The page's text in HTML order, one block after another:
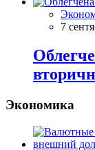
7
Экономика